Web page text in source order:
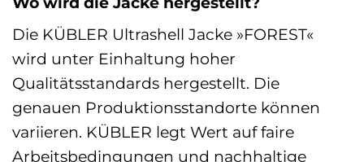
Die KÜBLER Ultrashell Jacke »FOREST«
wird unter Einhaltung hoher
Qualitätsstandards hergestellt. Die
genauen Produktionsstandorte können
variieren. KÜBLER legt Wert auf faire
Arbeitsbedingungen und nachhaltige